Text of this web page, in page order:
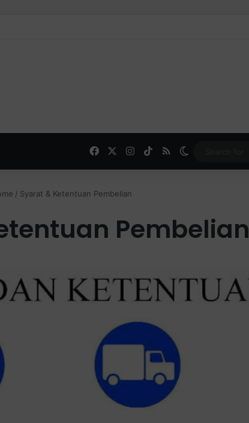
Facebook Instagram
TikTok
RSS
/ Syarat & Ketentuan Pembelian
Pembelian